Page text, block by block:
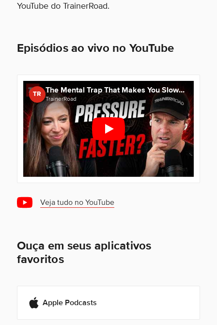
YouTube do TrainerRoad.
Episódios ao vivo no YouTube
TR The Mental Trap That Makes You Slower | Ask a Cycling Coach Podcast 594
TrainerRoad
Veja tudo no YouTube
Ouça em seus aplicativos
favoritos
Apple Podcasts